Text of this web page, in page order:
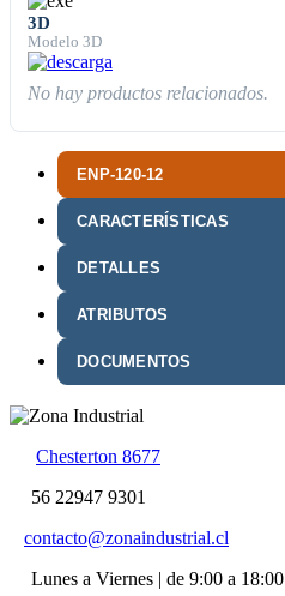
ENP-120-12
CARACTERÍSTICAS
DETALLES
ATRIBUTOS
DOCUMENTOS
3D
Modelo 3D
No hay productos relacionados.
Chesterton 8677
56 22947 9301
contacto@zonaindustrial.cl
Lunes a Viernes | de 9:00 a 18:00